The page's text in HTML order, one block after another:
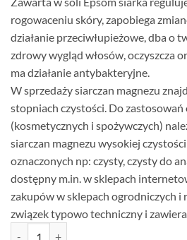
rogowaceniu skóry, zapobiega
działanie przeciwłupieżowe, dba o
zdrowy wygląd włosów, oczyszcza
ma działanie antybakteryjne.
W sprzedaży siarczan magnezu
stopniach czystości. Do
(kosmetycznych i spożywczych)
siarczan magnezu wysokiej
oznaczonych np: czysty, czysty do
dostępny m.in. w sklepach
zakupów w sklepach ogrodniczych i
związek typowo techniczny i